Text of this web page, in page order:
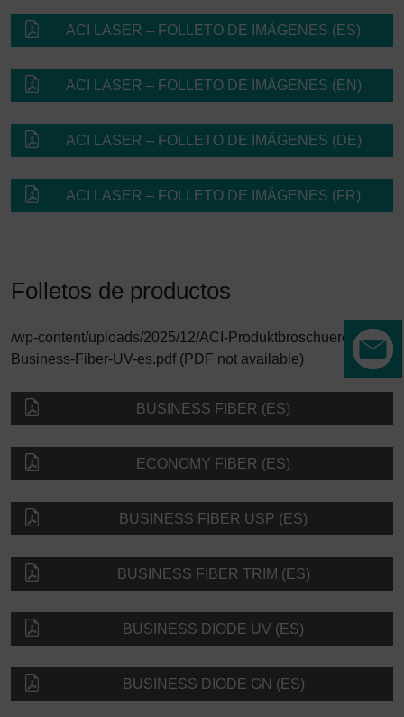
ACI LASER – FOLLETO DE IMÁGENES (ES)
ACI LASER – FOLLETO DE IMÁGENES (EN)
ACI LASER – FOLLETO DE IMÁGENES (DE)
ACI LASER – FOLLETO DE IMÁGENES (FR)
Folletos de productos
/wp-content/uploads/2025/12/ACI-Produktbroschuere-
Business-Fiber-UV-es.pdf (PDF not available)
BUSINESS FIBER (ES)
ECONOMY FIBER (ES)
BUSINESS FIBER USP (ES)
BUSINESS FIBER TRIM (ES)
BUSINESS DIODE UV (ES)
BUSINESS DIODE GN (ES)